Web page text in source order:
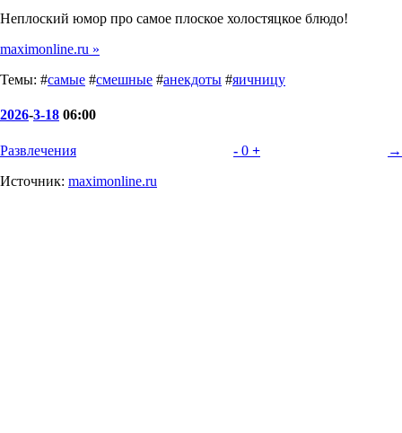
Неплоский юмор про самое плоское холостяцкое блюдо!
maximonline.ru »
Темы: #самые #смешные #анекдоты #яичницу
2026-3-18 06:00
Развлечения - 0 +
→
Источник: maximonline.ru